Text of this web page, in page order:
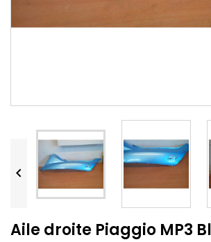

Aile droite Piaggio MP3